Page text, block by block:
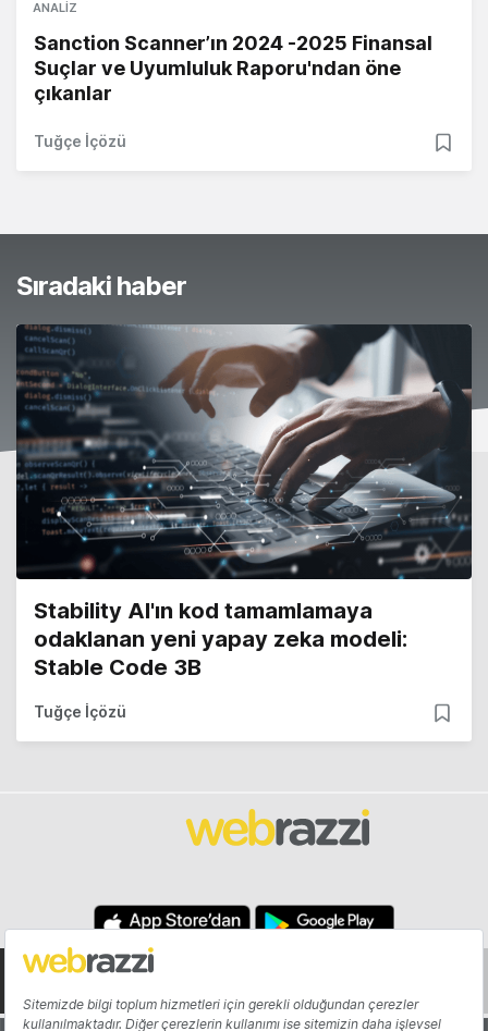
ANALIZ
Sanction Scanner’ın 2024 -2025 Finansal
Suçlar ve Uyumluluk Raporu'ndan öne
çıkanlar
Tuğçe İçözü
Sıradaki haber
Stability AI'ın kod tamamlamaya
odaklanan yeni yapay zeka modeli:
Stable Code 3B
Tuğçe İçözü